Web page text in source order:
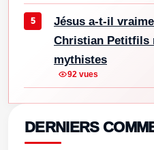
Jésus a-t-il
Christian Petitfils
mythistes
92 vues
DERNIERS